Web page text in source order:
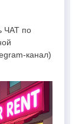
ЧАТ по
канал)